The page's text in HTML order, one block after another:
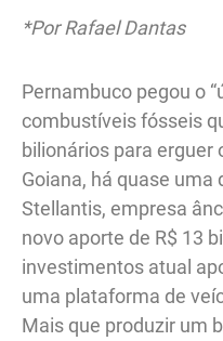
*Por Rafael Dantas
Pernambuco pegou o
combustíveis fósseis
bilionários para erguer
Goiana, há quase uma
Stellantis, empresa
novo aporte de R$ 13
investimentos atual
uma plataforma de
Mais que produzir um